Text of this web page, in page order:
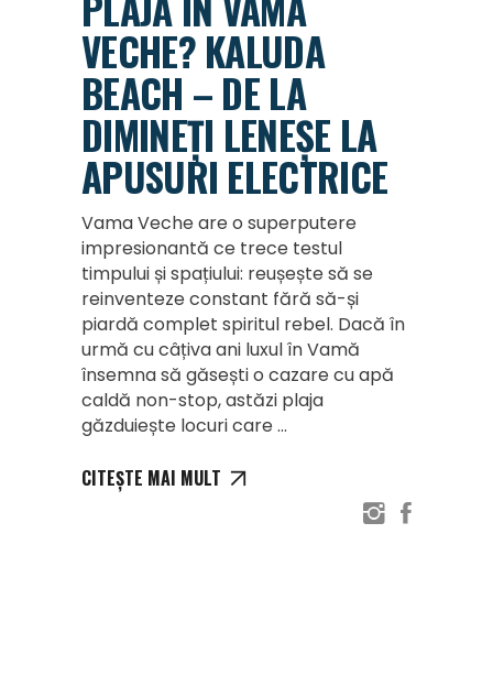
VECHE? KALUDA
BEACH – DE LA
DIMINEȚI LENEȘE LA
APUSURI ELECTRICE
Vama Veche are o superputere
impresionantă ce trece testul
timpului și spațiului: reușește să se
reinventeze constant fără să-și
piardă complet spiritul rebel. Dacă în
urmă cu câțiva ani luxul în Vamă
însemna să găsești o cazare cu apă
caldă non-stop, astăzi plaja
găzduiește locuri care
CITEȘTE MAI MULT